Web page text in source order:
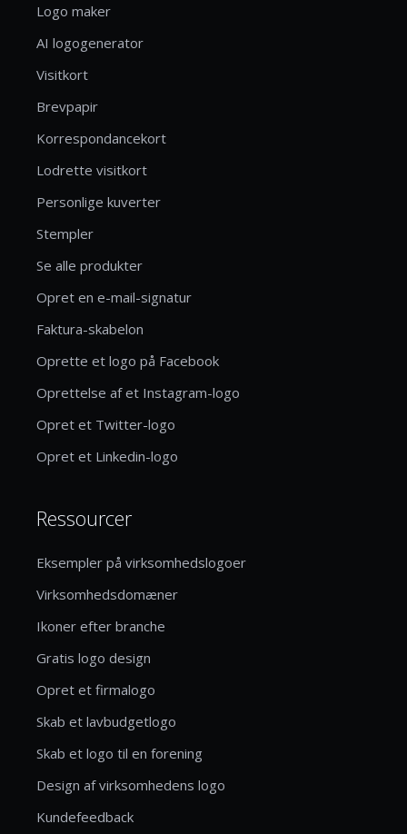
Logo maker
AI logogenerator
Visitkort
Brevpapir
Korrespondancekort
Lodrette visitkort
Personlige kuverter
Stempler
Se alle produkter
Opret en e-mail-signatur
Faktura-skabelon
Oprette et logo på Facebook
Oprettelse af et Instagram-logo
Opret et Twitter-logo
Opret et Linkedin-logo
Ressourcer
Eksempler på virksomhedslogoer
Virksomhedsdomæner
Ikoner efter branche
Gratis logo design
Opret et firmalogo
Skab et lavbudgetlogo
Skab et logo til en forening
Design af virksomhedens logo
Kundefeedback